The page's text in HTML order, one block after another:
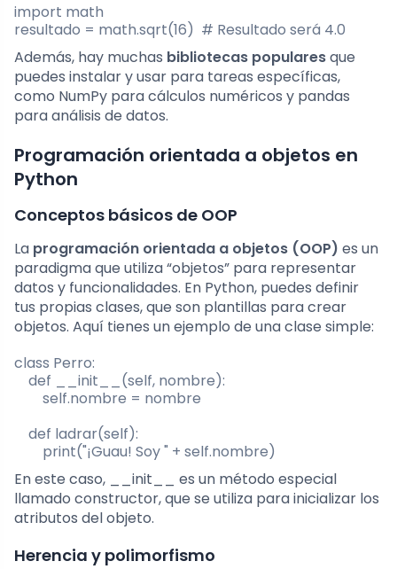
import math
resultado = math.sqrt(16)  # Resultado será 4.0
Además, hay muchas bibliotecas popularesque
puedes instalar y usar para tareas específicas,
como NumPy para cálculos numéricos y pandas
para análisis de datos.
Programación orientada a objetos en
Python
Conceptos básicos de OOP
La programación orientada a objetos (OOP) es un
paradigma que utiliza “objetos” para representar
datos y funcionalidades. En Python, puedes definir
tus propias clases, que son plantillas para crear
objetos. Aquí tienes un ejemplo de una clase simple:
class Perro:
    def __init__(self, nombre):
        self.nombre = nombre
    def ladrar(self):
        print("¡Guau! Soy " + self.nombre)
En este caso,
__init__
es un método especial
llamado constructor, que se utiliza para inicializar los
atributos del objeto.
Herencia y polimorfismo